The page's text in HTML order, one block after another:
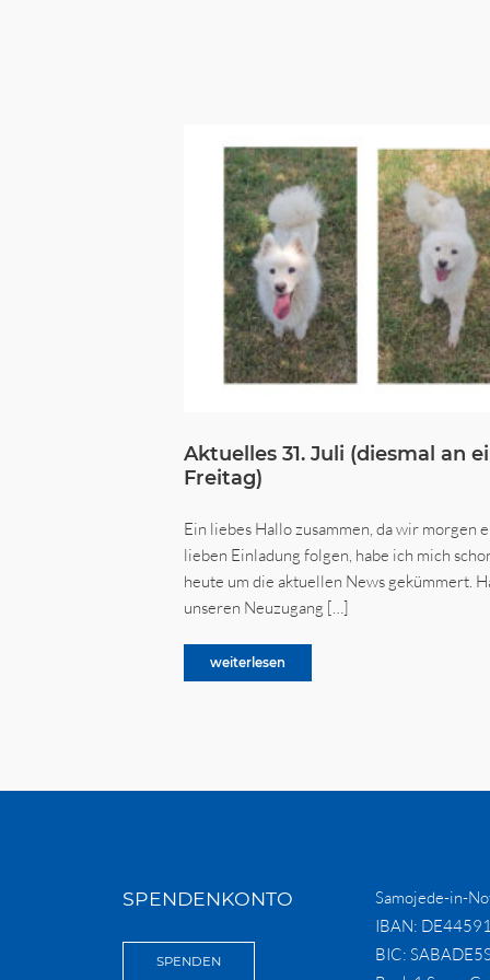
Aktuelles 31. Juli (diesmal an
Freitag)
Ein liebes Hallo zusammen, da wir morgen
lieben Einladung folgen, habe ich mich
heute um die aktuellen News gekümmert.
unseren Neuzugang […]
weiterlesen
SPENDENKONTO
SPENDEN
Samojede-in-
IBAN:
BIC: